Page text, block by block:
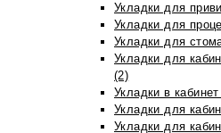
Укладки для
Укладки для
Укладки для
Укладки для
(2)
Укладки в
Укладки для
Укладки для